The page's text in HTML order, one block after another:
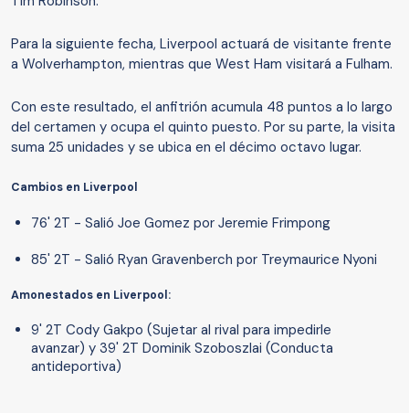
Para la siguiente fecha, Liverpool actuará de visitante frente
a Wolverhampton, mientras que West Ham visitará a Fulham.
Con este resultado, el anfitrión acumula 48 puntos a lo largo
del certamen y ocupa el quinto puesto. Por su parte, la visita
suma 25 unidades y se ubica en el décimo octavo lugar.
Cambios en Liverpool
76' 2T - Salió Joe Gomez por Jeremie Frimpong
85' 2T - Salió Ryan Gravenberch por Treymaurice Nyoni
Amonestados en Liverpool:
9' 2T Cody Gakpo (Sujetar al rival para impedirle
avanzar) y 39' 2T Dominik Szoboszlai (Conducta
antideportiva)